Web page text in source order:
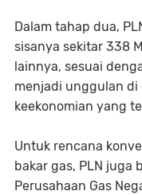
Dalam tahap dua,
sisanya sekitar 338
lainnya, sesuai
menjadi unggulan
keekonomian yang
Untuk rencana
bakar gas, PLN juga
Perusahaan Gas